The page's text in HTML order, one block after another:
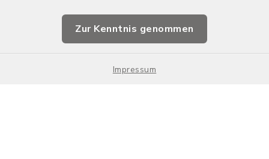
Zur Kenntnis genommen
Impressum
Impressum
Sitemap